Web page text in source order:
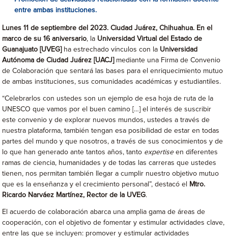
entre ambas instituciones.
Lunes 11 de septiembre del 2023. Ciudad Juárez, Chihuahua. En el
marco de su 16 aniversario, la Universidad Virtual del Estado de
Guanajuato [UVEG]
ha estrechado vínculos con la Universidad
Autónoma de Ciudad Juárez [UACJ] mediante una Firma de Convenio
de Colaboración que sentará las bases para el enriquecimiento mutuo
de ambas instituciones, sus comunidades académicas y estudiantiles.
“Celebrarlos con ustedes son un ejemplo de esa hoja de ruta de la
UNESCO que vamos por el buen camino […] el interés de suscribir
este convenio y de explorar nuevos mundos, ustedes a través de
nuestra plataforma, también tengan esa posibilidad de estar en todas
partes del mundo y que nosotros, a través de sus conocimientos y de
lo que han generado ante tantos años, tanto expertiseen diferentes
ramas de ciencia, humanidades y de todas las carreras que ustedes
tienen, nos permitan también llegar a cumplir nuestro objetivo mutuo
que es la enseñanza y el crecimiento personal”, destacó el
Mtro.
Ricardo Narváez Martínez, Rector de la UVEG.
El acuerdo de colaboración abarca una amplia gama de áreas de
cooperación, con el objetivo de fomentar y estimular actividades clave,
entre las que se incluyen: promover y estimular actividades